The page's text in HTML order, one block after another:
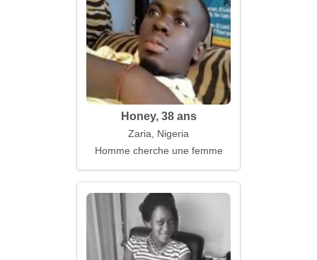
Honey, 38 ans
Zaria, Nigeria
Homme cherche une femme